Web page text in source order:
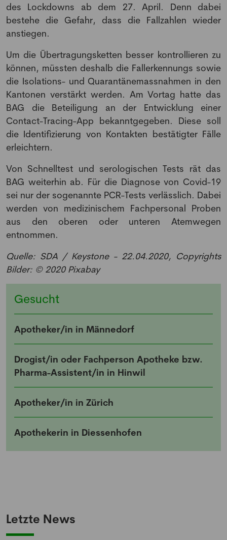
des Lockdowns ab dem 27. April. Denn dabei
bestehe die Gefahr, dass die Fallzahlen wieder
anstiegen.
Um die Übertragungsketten besser kontrollieren zu
können, müssten deshalb die Fallerkennungs sowie
die Isolations- und Quarantänemassnahmen in den
Kantonen verstärkt werden. Am Vortag hatte das
BAG die Beteiligung an der Entwicklung einer
Contact-Tracing-App bekanntgegeben. Diese soll
die Identifizierung von Kontakten bestätigter Fälle
erleichtern.
Von Schnelltest und serologischen Tests rät das
BAG weiterhin ab. Für die Diagnose von Covid-19
sei nur der sogenannte PCR-Tests verlässlich. Dabei
werden von medizinischem Fachpersonal Proben
aus den oberen oder unteren Atemwegen
entnommen.
Quelle: SDA / Keystone - 22.04.2020, Copyrights
Bilder: © 2020 Pixabay
Gesucht
Apotheker/in in Männedorf
Drogist/in oder Fachperson Apotheke bzw.
Pharma-Assistent/in in Hinwil
Apotheker/in in Zürich
Apothekerin in Diessenhofen
Letzte News
NEWSLETTER
Anmeldung Newsletter
Melde dich kostenlos für unseren Newsletter
an und erhalte einmal pro Woche die neusten
Stellenangebote und News aus der Welt der
Pharmazie und Medizin.